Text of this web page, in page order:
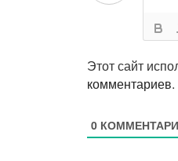
Этот сайт
комментариев.
0